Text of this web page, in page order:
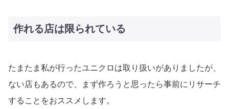
作れる店は限られている
たまたま私が行ったユニクロは取り扱いがありましたが、
ない店もあるので、まず作ろうと思ったら事前にリサーチ
することをおススメします。